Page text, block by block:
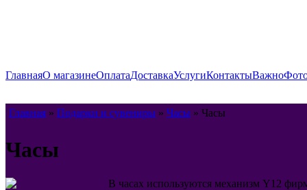
ГлавнаяО магазинеОплатаДоставкаУслугиКонтактыВажно
Главная » Подарки и сувениры » Часы » Часы
Часы
В часах используются механизм Y12